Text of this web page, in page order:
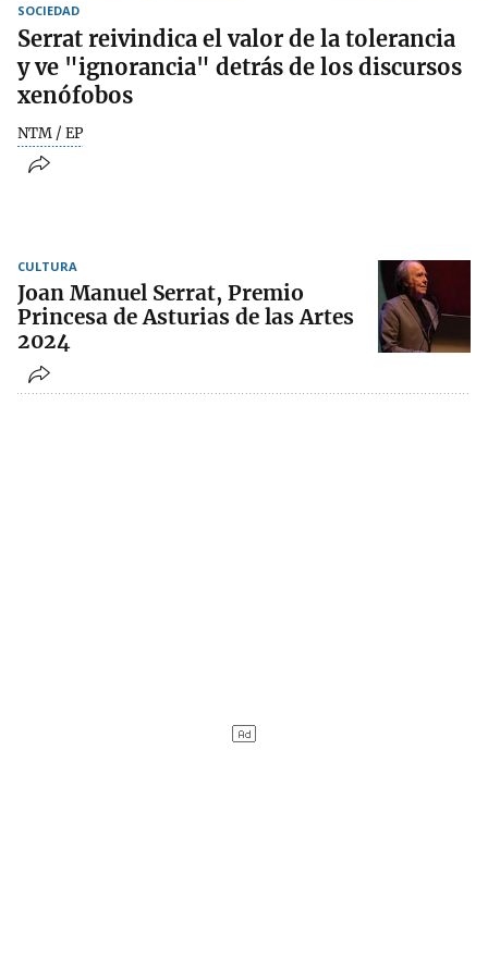
SOCIEDAD
Serrat reivindica el valor de la tolerancia
y ve "ignorancia" detrás de los discursos
xenófobos
NTM / EP
CULTURA
Joan Manuel Serrat, Premio
Princesa de Asturias de las Artes
2024